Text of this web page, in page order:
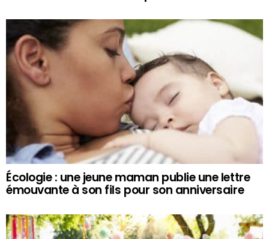
Écologie : une jeune maman publie une lettre
émouvante à son fils pour son anniversaire